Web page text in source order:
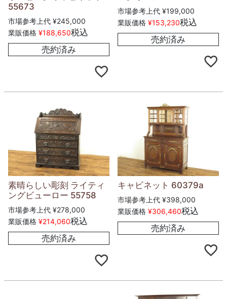
55673
市場参考上代 ¥245,000
業販価格 ¥188,650税込
売約済み
市場参考上代 ¥199,000
業販価格 ¥153,230税込
売約済み
素晴らしい彫刻 ライティ
ングビューロー 55758
市場参考上代 ¥278,000
業販価格 ¥214,060税込
売約済み
キャビネット 60379a
市場参考上代 ¥398,000
業販価格 ¥306,460税込
売約済み